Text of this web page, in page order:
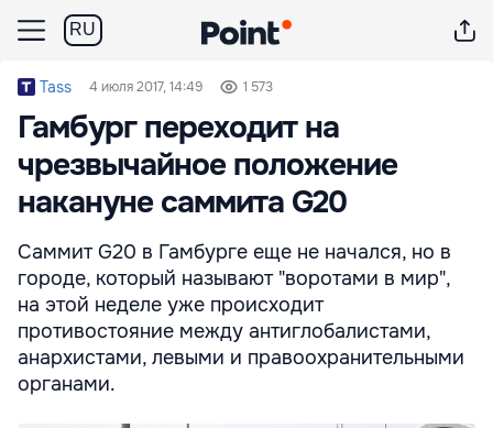
RU
Tass 4 июля 2017, 14:49 1 573
Гамбург переходит на
чрезвычайное положение
накануне саммита G20
Саммит G20 в Гамбурге еще не начался, но в
городе, который называют "воротами в мир",
на этой неделе уже происходит
противостояние между антиглобалистами,
анархистами, левыми и правоохранительными
органами.